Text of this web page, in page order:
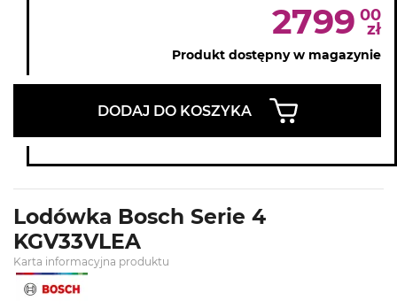
2799 00
zł
Produkt dostępny w magazynie
DODAJ DO KOSZYKA
Lodówka Bosch Serie 4
KGV33VLEA
Karta informacyjna produktu